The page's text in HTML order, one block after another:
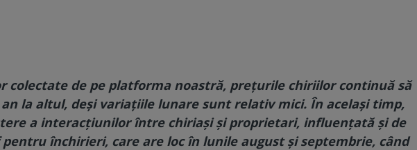
colectate de pe platforma noastră, prețurile chiriilor continuă să
an la altul, deși variațiile lunare sunt relativ mici. În același timp,
a interacțiunilor între chiriași și proprietari, influențată și de
închirieri, care are loc în lunile august și septembrie, când